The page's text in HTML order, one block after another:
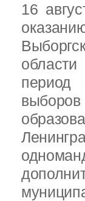
16
период